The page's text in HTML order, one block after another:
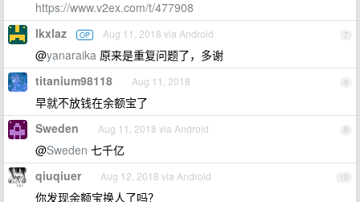
https://www.v2ex.com/t/477908
7
lkxlaz OP Aug 11, 2018 via Android
@yanaraika 原来是重复问题了，多谢
8
titanium98118 Aug 11, 2018
早就不放钱在余额宝了
9
Sweden Aug 11, 2018 via Android
@Sweden 七千亿
10
qiuqiuer Aug 12, 2018 via Android
你发现余额宝换人了吗？